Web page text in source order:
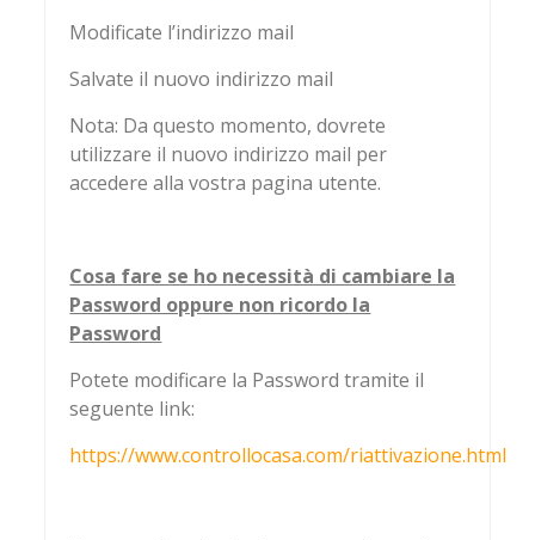
Modificate l’indirizzo mail
Salvate il nuovo indirizzo mail
Nota: Da questo momento, dovrete
utilizzare il nuovo indirizzo mail per
accedere alla vostra pagina utente.
Cosa fare se ho necessità di cambiare la
Password oppure non ricordo la
Password
Potete modificare la Password tramite il
seguente link:
https://www.controllocasa.com/riattivazione.html